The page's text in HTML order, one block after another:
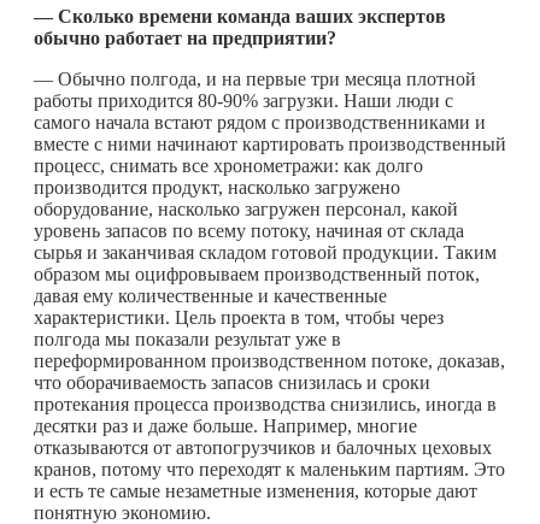
— Сколько времени команда ваших экспертов
обычно работает на предприятии?
— Обычно полгода, и на первые три месяца плотной
работы приходится 80-90% загрузки. Наши люди с
самого начала встают рядом с производственниками и
вместе с ними начинают картировать производственный
процесс, снимать все хронометражи: как долго
производится продукт, насколько загружено
оборудование, насколько загружен персонал, какой
уровень запасов по всему потоку, начиная от склада
сырья и заканчивая складом готовой продукции. Таким
образом мы оцифровываем производственный поток,
давая ему количественные и качественные
характеристики. Цель проекта в том, чтобы через
полгода мы показали результат уже в
переформированном производственном потоке, доказав,
что оборачиваемость запасов снизилась и сроки
протекания процесса производства снизились, иногда в
десятки раз и даже больше. Например, многие
отказываются от автопогрузчиков и балочных цеховых
кранов, потому что переходят к маленьким партиям. Это
и есть те самые незаметные изменения, которые дают
понятную экономию.